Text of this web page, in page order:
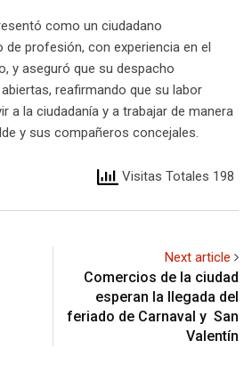
como un ciudadano
de profesión, con experiencia en el
y aseguró que su despacho
reafirmando que su labor
a la ciudadanía y a trabajar de manera
y sus compañeros concejales.
Visitas Totales 198
Next article
Comercios de la ciudad
esperan la llegada del
feriado de Carnaval y San
Valentín